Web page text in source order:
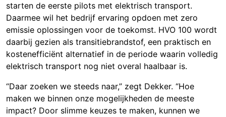
starten de eerste pilots met elektrisch transport.
Daarmee wil het bedrijf ervaring opdoen met zero
emissie oplossingen voor de toekomst. HVO 100 wordt
daarbij gezien als transitiebrandstof, een praktisch en
kostenefficiënt alternatief in de periode waarin volledig
elektrisch transport nog niet overal haalbaar is.
“Daar zoeken we steeds naar,” zegt Dekker. “Hoe
maken we binnen onze mogelijkheden de meeste
impact? Door slimme keuzes te maken, kunnen we